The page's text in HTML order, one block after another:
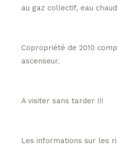
au gaz collectif, eau
Copropriété de 2010
ascenseur.
A visiter sans tarder !!!
Les informations sur les